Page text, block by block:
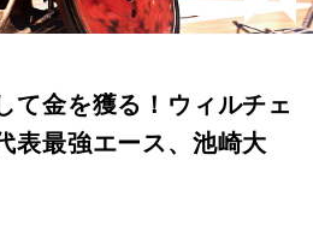
て金を獲る！ウィルチェ
表最強エース、池崎大